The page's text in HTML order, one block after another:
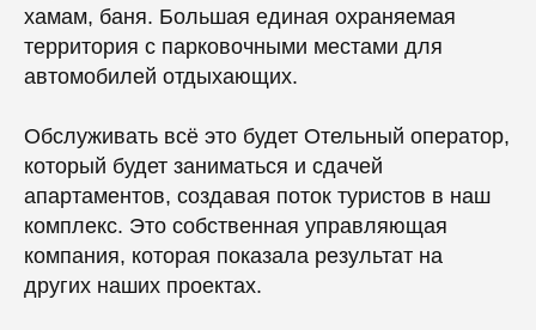
хамам, баня. Большая единая охраняемая
территория с парковочными местами для
автомобилей отдыхающих.
Обслуживать всё это будет Отельный оператор,
который будет заниматься и сдачей
апартаментов, создавая поток туристов в наш
комплекс. Это собственная управляющая
компания, которая показала результат на
других наших проектах.